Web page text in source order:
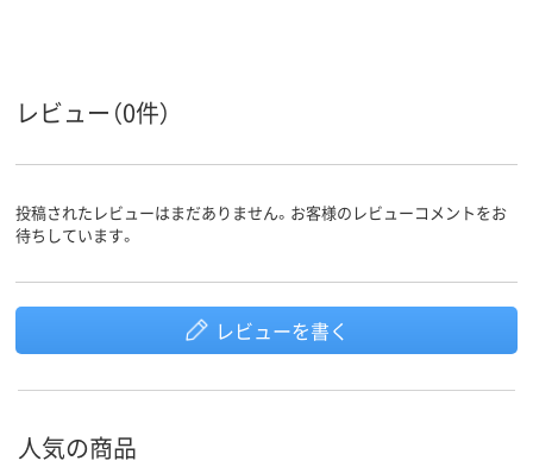
レビュー（0件）
投稿されたレビューはまだありません。お客様のレビューコメントをお
待ちしています。
レビューを書く
人気の商品